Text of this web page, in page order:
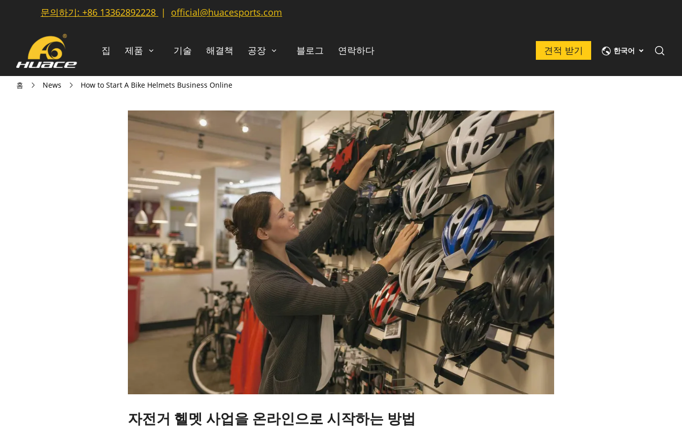
문의하기: +86 13362892228 | official@huacesports.com
집 제품 기술 해결책 공장 블로그 연락하다 견적 받기 한국어
홈 News How to Start A Bike Helmets Business Online
자전거 헬멧 사업을 온라인으로 시작하는 방법